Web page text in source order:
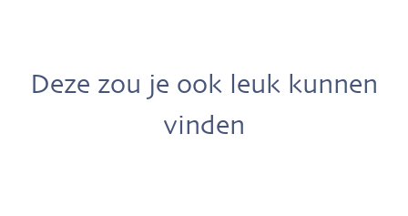
Deze zou je ook leuk kunnen
vinden